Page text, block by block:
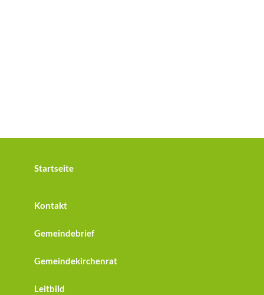
Startseite
Kontakt
Gemeindebrief
Gemeindekirchenrat
Leitbild